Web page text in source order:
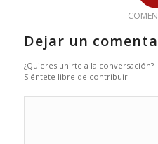
Dejar un
¿Quieres unirte a la conversación?
Siéntete libre de contribuir